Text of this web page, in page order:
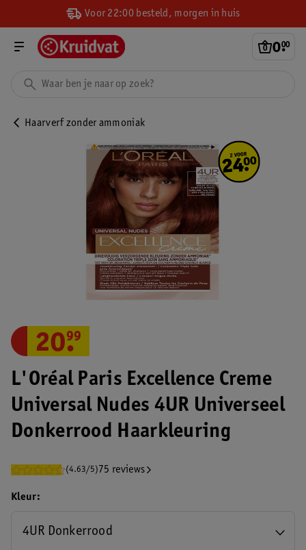
Voor 22:00 besteld, morgen in huis
0.
00
Haarverf zonder ammoniak
L'Oréal Paris Excellence Creme
Universal Nudes 4UR Universeel
Donkerrood Haarkleuring
(4.63/5) 75 reviews
20.
99
Kleur
4UR Donkerrood